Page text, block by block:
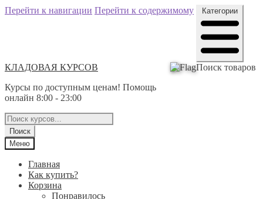
Перейти к навигации Перейти к содержимому
КЛАДОВАЯ КУРСОВ
Курсы по доступным ценам! Помощь
онлайн 8:00 - 23:00
Категории
Поиск товаров
Поиск
Меню
Главная
Как купить?
Корзина
Понравилось